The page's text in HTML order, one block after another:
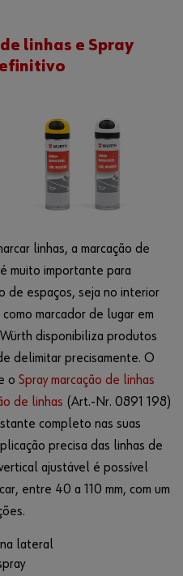
linhas e Spray
linhas, a marcação de
muito importante para
de espaços, seja no interior
marcador de lugar em
disponibiliza produtos
delimitar precisamente. O
o Spray marcação de linhas
de linhas (Art.-Nr. 0891 198)
completo nas suas
precisa das linhas de
ajustável é possível
entre 40 a 110 mm, com um
lateral